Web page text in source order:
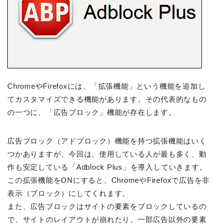
ChromeやFirefoxには、「拡張機能」という機能を追加し
てカスタマイズできる機能があります。その代表的なもの
の一つに、「広告ブロック」機能が存在します。
広告ブロック（アドブロック）機能を持つ拡張機能はいく
つかありますが、今回は、使用している人が最も多く、動
作も安定している「Adblock Plus」を導入していきます。
この拡張機能をONにすると、ChromeやFirefoxで広告を非
表示（ブロック）にしてくれます。
また、広告ブロックはサイトの要素をブロックしているの
で、サイトのレイアウトが崩れたり、一部広告以外の要素